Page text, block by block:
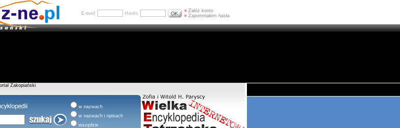
E-mail Hasło » Załóż konto
» Zapomniałem hasła
Zakopiański
w nazwach
w nazwach i opisach
wszędzie